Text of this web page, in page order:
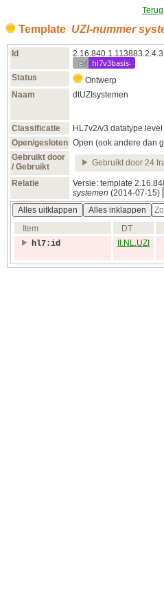
Template UZI-nummer
Id
ref hl7v3basis-
Status
Ontwerp
Naam
dtUZIsystemen
Classificatie
HL7v2/v3 datatype
Open/gesloten Open (ook andere dan
Gebruikt door
/ Gebruikt
Gebruikt door 24
Relatie Versie: template
systemen (2014‑07‑15)
Alles uitklappen
Alles inklappen
Item
DT
hl7:id
II.NL.UZI